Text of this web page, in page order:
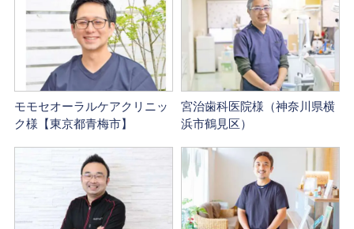
モモセオーラルケアクリニッ
ク様【東京都青梅市】
宮治歯科医院様（神奈川県横
浜市鶴見区）